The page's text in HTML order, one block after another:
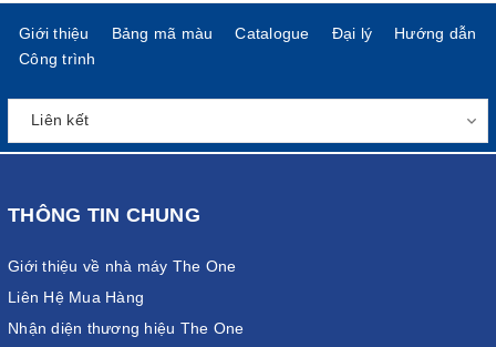
Giới thiệu Bảng mã màu Catalogue Đại lý
Hướng dẫn
Công trình
THÔNG TIN CHUNG
Giới thiệu về nhà máy The One
Liên Hệ Mua Hàng
Nhận diện thương hiệu The One